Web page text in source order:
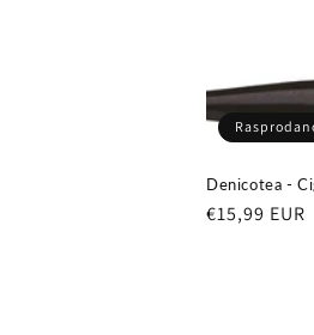
Denicotea -
Redovna
€15,99 EUR